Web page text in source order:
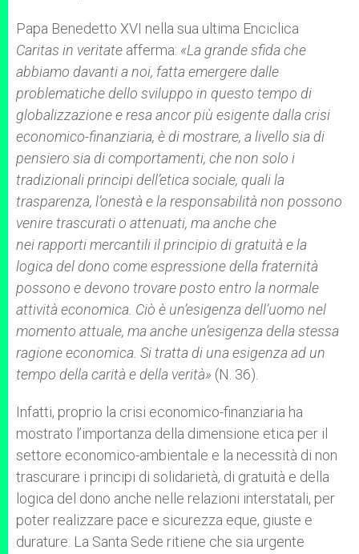
Papa Benedetto XVI nella sua ultima Enciclica
Caritas in veritate afferma: «La grande sfida che
abbiamo davanti a noi, fatta emergere dalle
problematiche dello sviluppo in questo tempo di
globalizzazione e resa ancor più esigente dalla crisi
economico-finanziaria, è di mostrare, a livello sia di
pensiero sia di comportamenti, che non solo i
tradizionali principi dell’etica sociale, quali la
trasparenza, l’onestà e la responsabilità non possono
venire trascurati o attenuati, ma anche che
nei rapporti mercantili il principio di gratuità e la
logica del dono come espressione della fraternità
possono e devono trovare posto entro la normale
attività economica. Ciò è un’esigenza dell’uomo nel
momento attuale, ma anche un’esigenza della stessa
ragione economica. Si tratta di una esigenza ad un
tempo della carità e della verità» (N. 36).
Infatti, proprio la crisi economico-finanziaria ha
mostrato l’importanza della dimensione etica per il
settore economico-ambientale e la necessità di non
trascurare i principi di solidarietà, di gratuità e della
logica del dono anche nelle relazioni interstatali, per
poter realizzare pace e sicurezza eque, giuste e
durature. La Santa Sede ritiene che sia urgente